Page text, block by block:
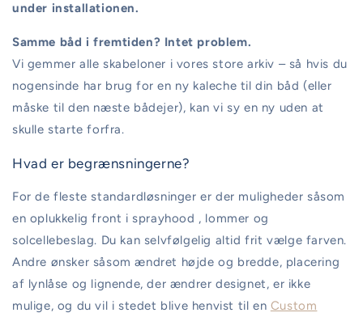
under installationen.
Samme båd i fremtiden? Intet problem.
Vi gemmer alle skabeloner i vores store arkiv – så hvis du
nogensinde har brug for en ny kaleche til din båd (eller
måske til den næste bådejer), kan vi sy en ny uden at
skulle starte forfra.
Hvad er begrænsningerne?
For de fleste standardløsninger er der muligheder såsom
en oplukkelig front i sprayhood , lommer og
solcellebeslag. Du kan selvfølgelig altid frit vælge farven.
Andre ønsker såsom ændret højde og bredde, placering
af lynlåse og lignende, der ændrer designet, er ikke
mulige, og du vil i stedet blive henvist til en Custom